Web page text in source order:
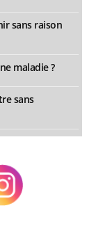
sans raison
maladie ?
sans